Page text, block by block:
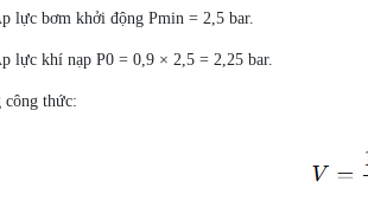
lực bơm khởi động Pmin = 2,5 bar.
lực khí nạp P0 = 0,9 × 2,5 = 2,25 bar.
công thức: